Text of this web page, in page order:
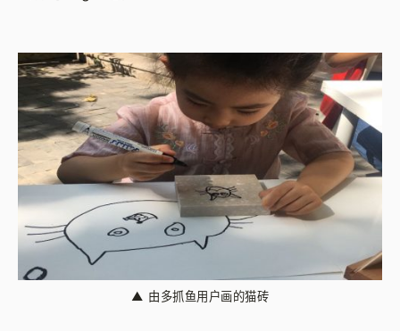
▲ 由多抓鱼用户画的猫砖